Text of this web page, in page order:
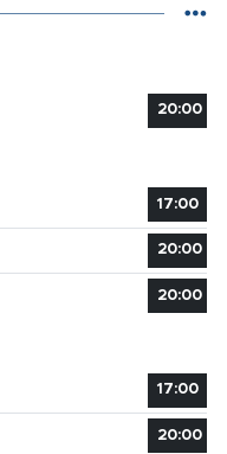
20:00
17:00
20:00
20:00
17:00
20:00